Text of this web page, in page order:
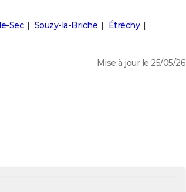
Sec Souzy-la-Briche
Étréchy
Mise à jour le 25/05/26